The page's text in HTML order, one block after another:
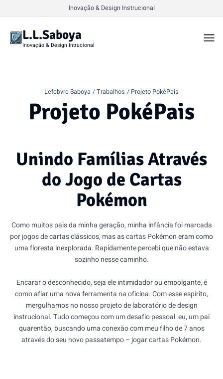
Inovação & Design Instrucional
L.L.Saboya
Inovação & Design Intrucional
Lefebvre Saboya Trabalhos Projeto PokéPais
Projeto PokéPais
Unindo Famílias Através
do Jogo de Cartas
Pokémon
Como muitos pais da minha geração, minha infância foi marcada
por jogos de cartas clássicos, mas as cartas Pokémon eram como
uma floresta inexplorada. Rapidamente percebi que não estava
sozinho nesse caminho.
Encarar o desconhecido, seja ele intimidador ou empolgante, é
como afiar uma nova ferramenta na oficina. Com esse espírito,
mergulhamos no nosso projeto de laboratório de design
instrucional. Tudo começou com um desafio pessoal: eu, um pai
quarentão, buscando uma conexão com meu filho de 7 anos
através do seu novo passatempo – jogar cartas Pokémon.